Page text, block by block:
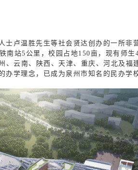
卢温胜先生等社会贤达创办的一所非
站5公里，校园占地150亩，现有师
云南、陕西、天津、重庆、河北及福
办学理念，已成为泉州市知名的民办学